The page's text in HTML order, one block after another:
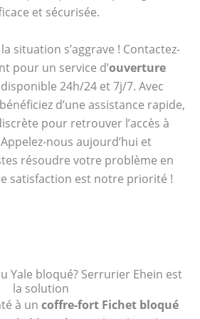
et sécurisée.
situation s’aggrave ! Contactez-
pour un service d’ouverture
disponible 24h/24 et 7j/7. Avec
d’une assistance rapide,
pour retrouver l’accès à
nous aujourd’hui et
résoudre votre problème en
satisfaction est notre priorité !
Yale bloqué? Serrurier Ehein est
la solution
à un coffre-fort Fichet bloqué